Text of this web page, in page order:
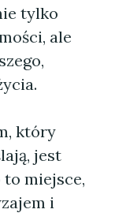
tylko
ale
który
jest
to miejsce,
i